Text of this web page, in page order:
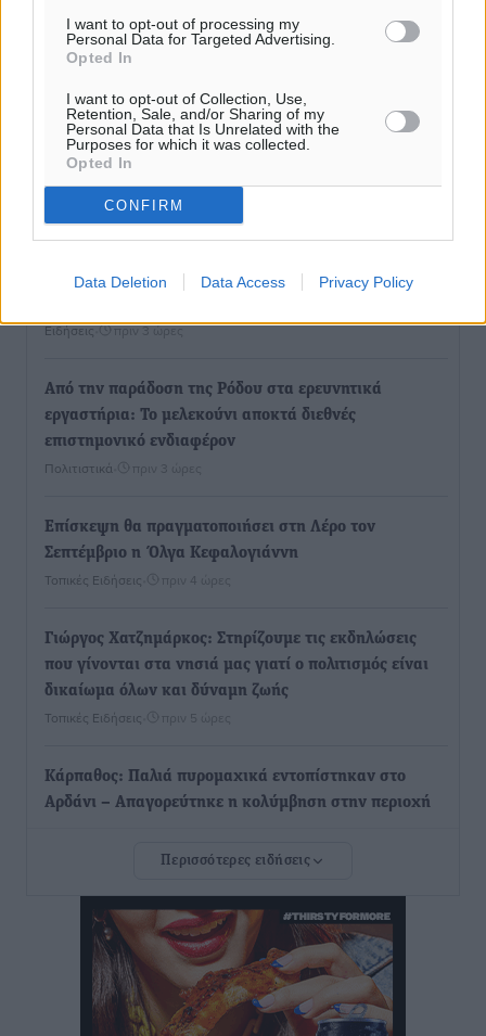
I want to opt-out of processing my
Personal Data for Targeted Advertising.
Opted In
I want to opt-out of Collection, Use,
Retention, Sale, and/or Sharing of my
Personal Data that Is Unrelated with the
Purposes for which it was collected.
Opted In
CONFIRM
Data Deletion Data Access Privacy Policy
Έφυγε από τη ζωή ο επί σειρά ετών εφημέριος στον
ιερό Ναό του Αγίου Νικολάου Παστίδας Μιχαήλ
Καψάλης
Τοπικές Ειδήσεις
Αποκαλυπτήρια για την «Ατζέντα 2030» από το βήμα
Ειδήσεις• πριν 3 ώρες
Από την παράδοση της Ρόδου στα ερευνητικά
εργαστήρια: Το μελεκούνι αποκτά διεθνές
επιστημονικό ενδιαφέρον
Πολιτιστικά πριν 3 ώρες
Επίσκεψη θα πραγματοποιήσει στη Λέρο τον
Σεπτέμβριο η Όλγα Κεφαλογιάννη
Τοπικές Ειδήσεις πριν 4 ώρες
Γιώργος Χατζημάρκος: Στηρίζουμε τις εκδηλώσεις
που γίνονται στα νησιά μας γιατί ο πολιτισμός είναι
δικαίωμα όλων και δύναμη ζωής
Τοπικές Ειδήσεις πριν 5 ώρες
Κάρπαθος: Παλιά πυρομαχικά εντοπίστηκαν στο
Αρδάνι – Απαγορεύτηκε η κολύμβηση στην περιοχή
εφησυχασμού» – Σε πλήρη ετοιμότητα ο μηχανισμός
• πριν 6 ώρες
Καιρός: Επιμένουν οι υψηλές θερμοκρασίες – Ισχυρά
μελτέμια έως 9 μποφόρ, σε «Red Code» 6 περιοχές
Περισσότερες ειδήσεις